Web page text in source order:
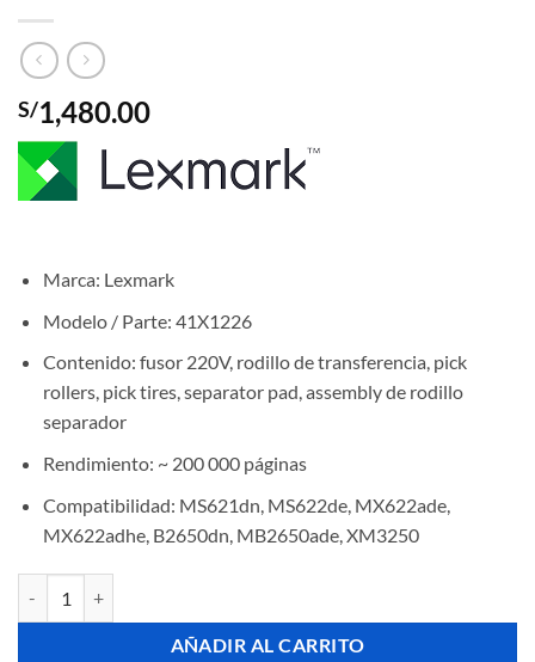
S/1,480.00
Marca: Lexmark
Modelo / Parte: 41X1226
Contenido: fusor 220V, rodillo de transferencia, pick
rollers, pick tires, separator pad, assembly de rodillo
separador
Rendimiento: ~ 200 000 páginas
Compatibilidad: MS621dn, MS622de, MX622ade,
MX622adhe, B2650dn, MB2650ade, XM3250
AÑADIR AL CARRITO